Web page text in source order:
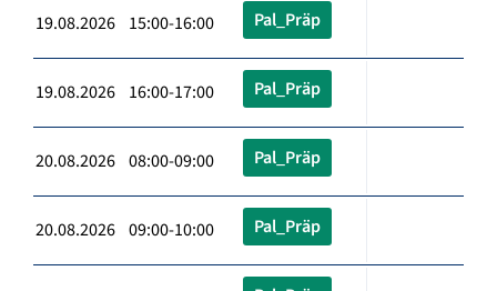
19.08.2026 15:00-16:00 Pal_Präp
19.08.2026 16:00-17:00 Pal_Präp
20.08.2026 08:00-09:00 Pal_Präp
20.08.2026 09:00-10:00 Pal_Präp